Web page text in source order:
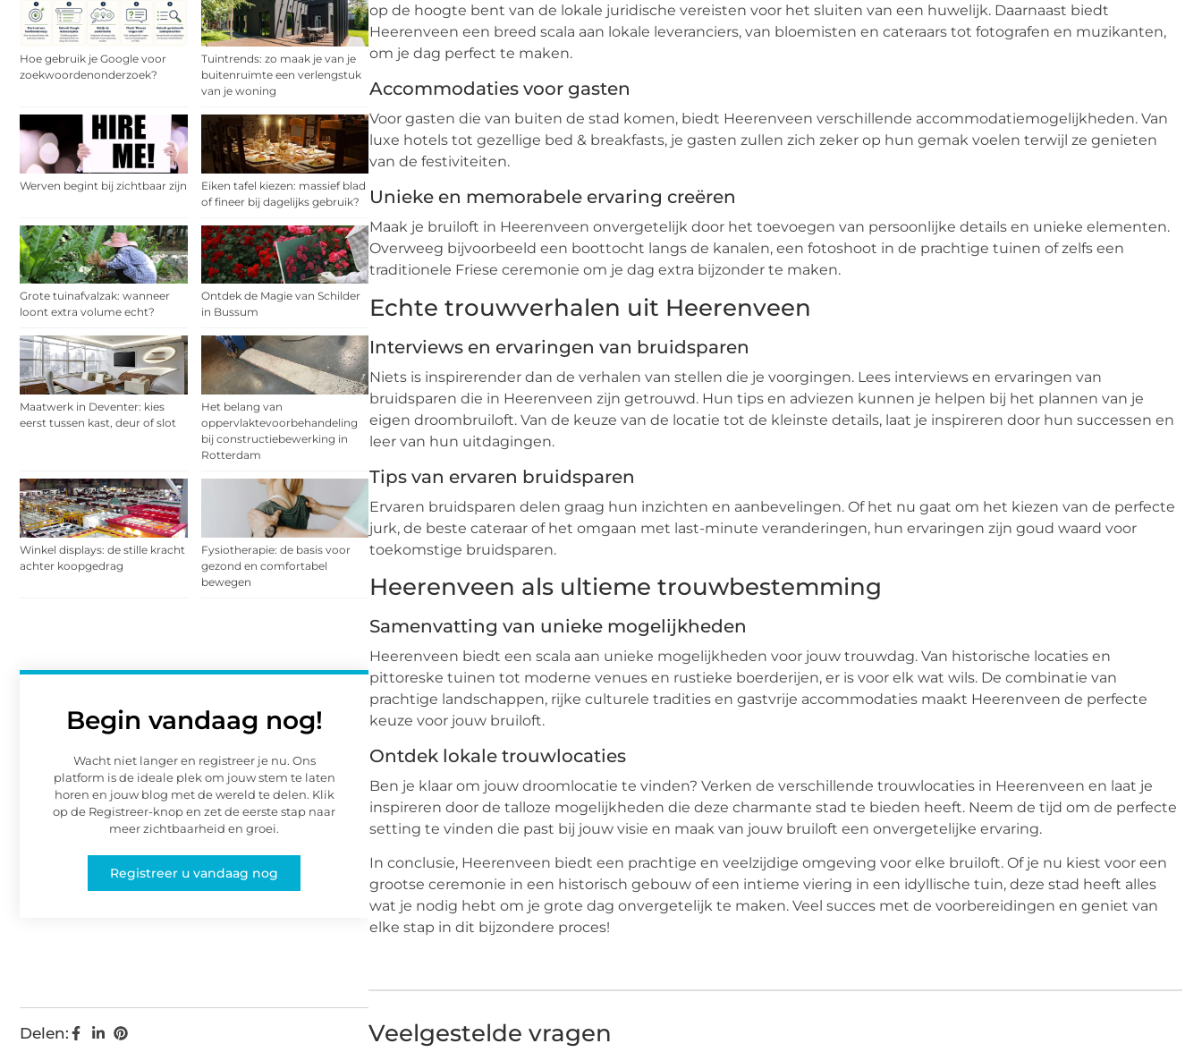
Hoe gebruik je Google voor
zoekwoordenonderzoek?
Tuintrends: zo maak je van je
buitenruimte een verlengstuk
van je woning
Werven begint bij zichtbaar zijn
Eiken tafel kiezen: massief blad
of fineer bij dagelijks gebruik?
Grote tuinafvalzak: wanneer
loont extra volume echt?
Ontdek de Magie van Schilder
in Bussum
Maatwerk in Deventer: kies
eerst tussen kast, deur of slot
Het belang van
oppervlaktevoorbehandeling
bij constructiebewerking in
Rotterdam
Winkel displays: de stille kracht
achter koopgedrag
Fysiotherapie: de basis voor
gezond en comfortabel
bewegen
Begin vandaag nog!
Wacht niet langer en registreer je nu. Ons
platform is de ideale plek om jouw stem te laten
horen en jouw blog met de wereld te delen. Klik
op de Registreer-knop en zet de eerste stap naar
meer zichtbaarheid en groei.
Registreer u vandaag nog
Delen:
op de hoogte bent van de lokale juridische vereisten voor het sluiten van een huwelijk. Daarnaast biedt
Heerenveen een breed scala aan lokale leveranciers, van bloemisten en cateraars tot fotografen en muzikanten,
om je dag perfect te maken.
Accommodaties voor gasten
Voor gasten die van buiten de stad komen, biedt Heerenveen verschillende accommodatiemogelijkheden. Van
luxe hotels tot gezellige bed & breakfasts, je gasten zullen zich zeker op hun gemak voelen terwijl ze genieten
van de festiviteiten.
Unieke en memorabele ervaring creëren
Maak je bruiloft in Heerenveen onvergetelijk door het toevoegen van persoonlijke details en unieke elementen.
Overweeg bijvoorbeeld een boottocht langs de kanalen, een fotoshoot in de prachtige tuinen of zelfs een
traditionele Friese ceremonie om je dag extra bijzonder te maken.
Echte trouwverhalen uit Heerenveen
Interviews en ervaringen van bruidsparen
Niets is inspirerender dan de verhalen van stellen die je voorgingen. Lees interviews en ervaringen van
bruidsparen die in Heerenveen zijn getrouwd. Hun tips en adviezen kunnen je helpen bij het plannen van je
eigen droombruiloft. Van de keuze van de locatie tot de kleinste details, laat je inspireren door hun successen en
leer van hun uitdagingen.
Tips van ervaren bruidsparen
Ervaren bruidsparen delen graag hun inzichten en aanbevelingen. Of het nu gaat om het kiezen van de perfecte
jurk, de beste cateraar of het omgaan met last-minute veranderingen, hun ervaringen zijn goud waard voor
toekomstige bruidsparen.
Heerenveen als ultieme trouwbestemming
Samenvatting van unieke mogelijkheden
Heerenveen biedt een scala aan unieke mogelijkheden voor jouw trouwdag. Van historische locaties en
pittoreske tuinen tot moderne venues en rustieke boerderijen, er is voor elk wat wils. De combinatie van
prachtige landschappen, rijke culturele tradities en gastvrije accommodaties maakt Heerenveen de perfecte
keuze voor jouw bruiloft.
Ontdek lokale trouwlocaties
Ben je klaar om jouw droomlocatie te vinden? Verken de verschillende trouwlocaties in Heerenveen en laat je
inspireren door de talloze mogelijkheden die deze charmante stad te bieden heeft. Neem de tijd om de perfecte
setting te vinden die past bij jouw visie en maak van jouw bruiloft een onvergetelijke ervaring.
In conclusie, Heerenveen biedt een prachtige en veelzijdige omgeving voor elke bruiloft. Of je nu kiest voor een
grootse ceremonie in een historisch gebouw of een intieme viering in een idyllische tuin, deze stad heeft alles
wat je nodig hebt om je grote dag onvergetelijk te maken. Veel succes met de voorbereidingen en geniet van
elke stap in dit bijzondere proces!
Veelgestelde vragen